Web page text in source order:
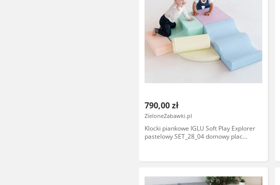
790,00 zł
ZieloneZabawki.pl
Klocki piankowe IGLU Soft Play Explorer
pastelowy SET_28_04 domowy plac